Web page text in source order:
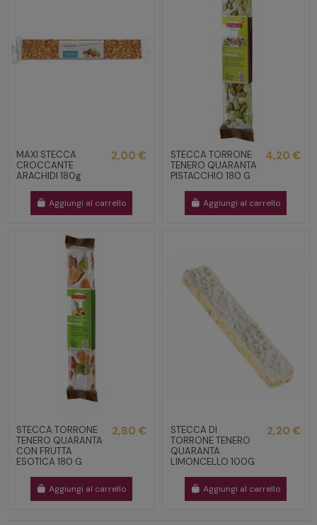
MAXI STECCA
CROCCANTE
ARACHIDI 180g
2,00 €
Aggiungi al carrello
STECCA TORRONE
TENERO QUARANTA
PISTACCHIO 180 G
4,20 €
Aggiungi al carrello
STECCA TORRONE
TENERO QUARANTA
CON FRUTTA
ESOTICA 180 G
2,80 €
Aggiungi al carrello
STECCA DI
TORRONE TENERO
QUARANTA
LIMONCELLO 100G
2,20 €
Aggiungi al carrello